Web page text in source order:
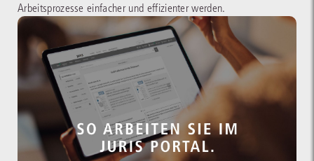
Arbeitsprozesse einfacher und effizienter werden.